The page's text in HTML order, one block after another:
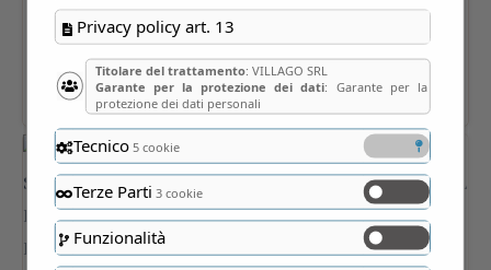
Privacy policy art. 13
Titolare del trattamento: VILLAGO SRL
Garante per la protezione dei dati: Garante per la
protezione dei dati personali
Tecnico5 cookie
Terze Parti 3 cookie
Funzionalità